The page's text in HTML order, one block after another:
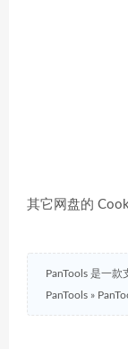
其它网盘的
PanTools 是一
PanTools »